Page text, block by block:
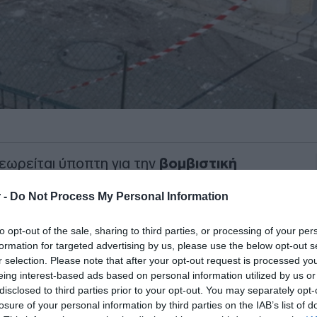
- Do Not Process My Personal Information
opt-out of the sale, sharing to third parties, or processing of your
for targeted advertising by us, please use the below opt-out
selection. Please note that after your opt-out request is processed
interest-based ads based on personal information utilized by us
to third parties prior to your opt-out. You may separately
of your personal information by third parties on the IAB’s list of
ύποπτη για την βομβιστική
επιχειρηματία στο
στην πρωτεύουσα της Ουκρανίας, το
του γενικού εισαγγελέα της
ακόμη ότι συνέλαβαν ένα μέλος
πληροφοριών, της HUR, ο οποίος